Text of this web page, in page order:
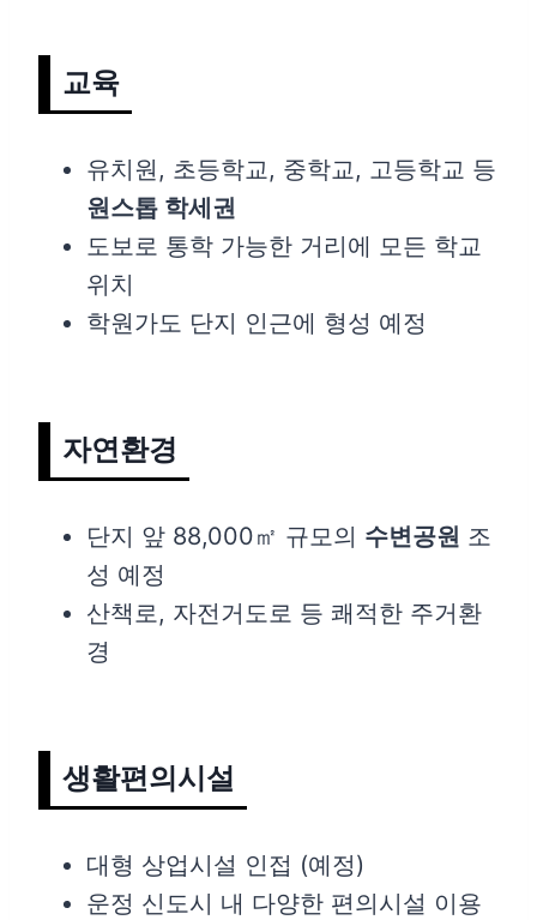
교육
유치원, 초등학교, 중학교, 고등학교 등
원스톱 학세권
도보로 통학 가능한 거리에 모든 학교
위치
학원가도 단지 인근에 형성 예정
자연환경
단지 앞 88,000㎡ 규모의 수변공원 조
성 예정
산책로, 자전거도로 등 쾌적한 주거환
경
생활편의시설
대형 상업시설 인접 (예정)
운정 신도시 내 다양한 편의시설 이용